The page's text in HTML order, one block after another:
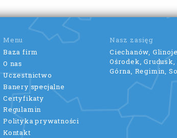
Menu
Baza firm
O nas
Uczestnictwo
Banery specjalne
Certyfikaty
Regulamin
Polityka prywatności
Kontakt
Nasz zasięg
Ciechanów,
Ośrodek,
Górna, Regimin,